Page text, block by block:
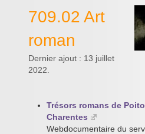
Qui sommes-nous ?
709.02 Art
roman
Dernier ajout : 13 juillet
2022.
Trésors romans de
Charentes
Webdocumentaire du